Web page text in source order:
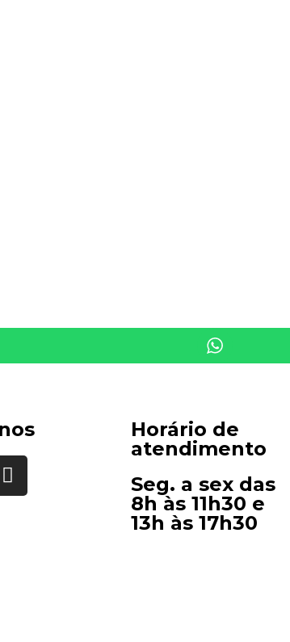
Horário de
atendimento
Seg. a sex das
8h às 11h30 e
13h às 17h30